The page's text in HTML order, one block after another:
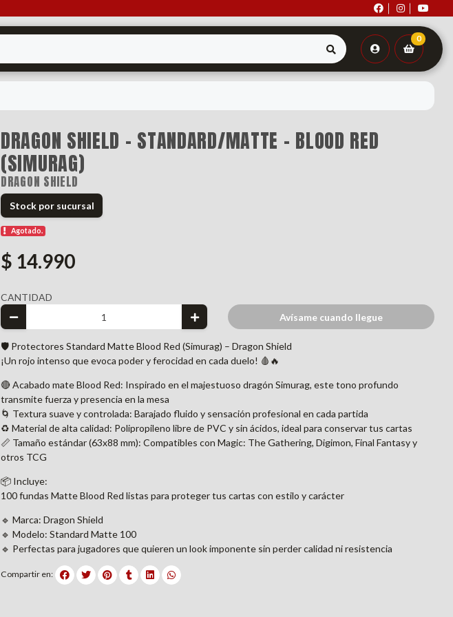
0
DRAGON SHIELD - STANDARD/MATTE - BLOOD RED
(SIMURAG)
DRAGON SHIELD
Stock por sucursal
Agotado.
$ 14.990
CANTIDAD
Avísame cuando llegue
🛡️ Protectores Standard Matte Blood Red (Simurag) – Dragon Shield
¡Un rojo intenso que evoca poder y ferocidad en cada duelo! 🩸🔥
🔴 Acabado mate Blood Red: Inspirado en el majestuoso dragón Simurag, este tono profundo
transmite fuerza y presencia en la mesa
🌀 Textura suave y controlada: Barajado fluido y sensación profesional en cada partida
♻️ Material de alta calidad: Polipropileno libre de PVC y sin ácidos, ideal para conservar tus cartas
📏 Tamaño estándar (63x88 mm): Compatibles con Magic: The Gathering, Digimon, Final Fantasy y
otros TCG
📦 Incluye:
100 fundas Matte Blood Red listas para proteger tus cartas con estilo y carácter
🔹 Marca: Dragon Shield
🔹 Modelo: Standard Matte 100
🔹 Perfectas para jugadores que quieren un look imponente sin perder calidad ni resistencia
Compartir en: